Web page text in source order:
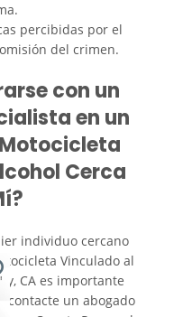
percibidas por el
del crimen.
con un
en un
Cerca
individuo cercano
Vinculado al
CA es importante
contacte un abogado